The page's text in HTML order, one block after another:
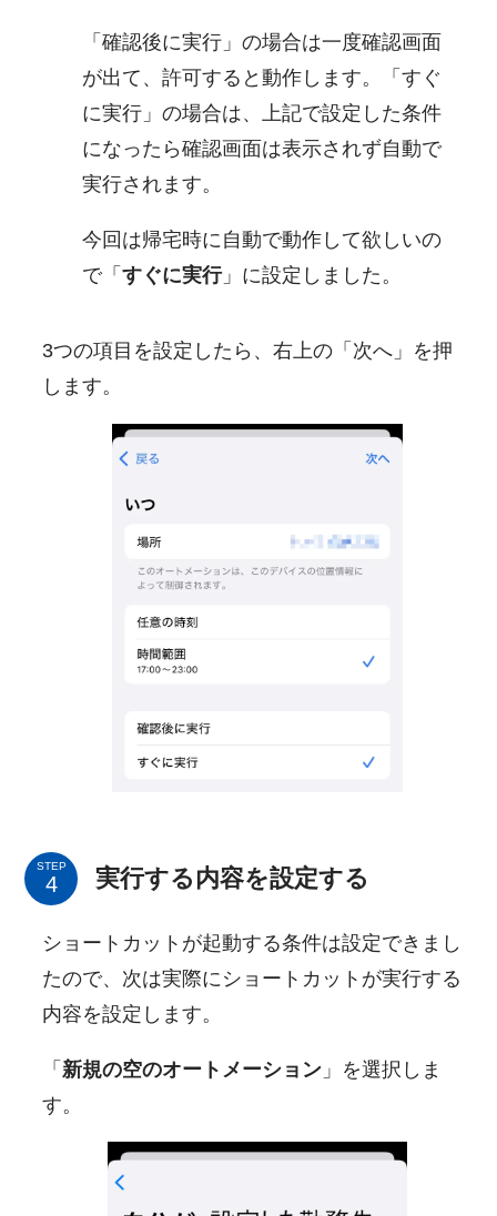
「確認後に実行」の場合は一度確認画面
が出て、許可すると動作します。「すぐ
に実行」の場合は、上記で設定した条件
になったら確認画面は表示されず自動で
実行されます。
今回は帰宅時に自動で動作して欲しいの
で「すぐに実行」に設定しました。
3つの項目を設定したら、右上の「次へ」を押
します。
STEP 実行する内容を設定する
ショートカットが起動する条件は設定できまし
たので、次は実際にショートカットが実行する
内容を設定します。
「 新規の空のオートメーション 」を選択しま
す。